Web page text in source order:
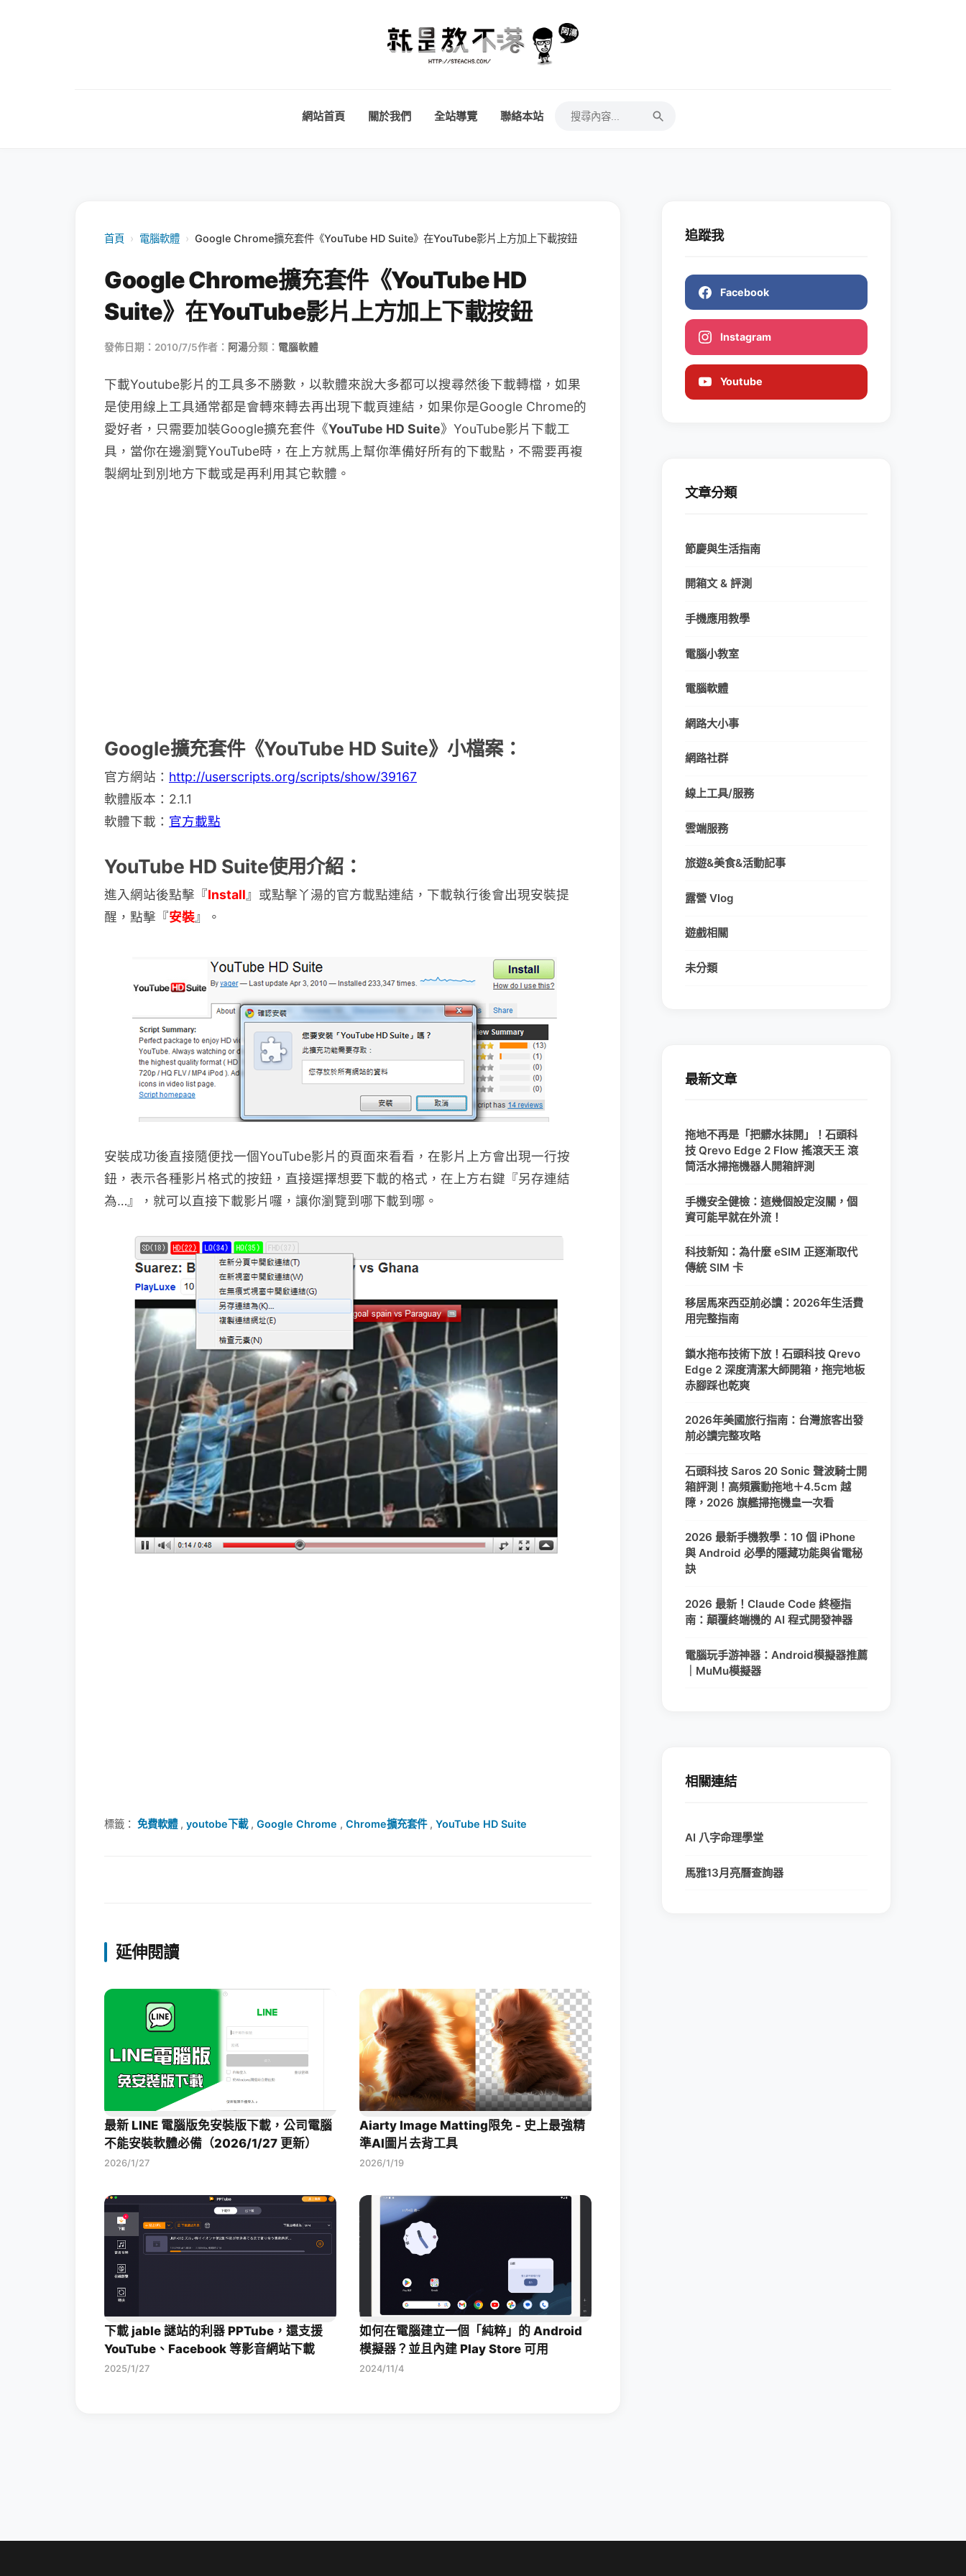
網站首頁 關於我們 全站導覽 聯絡本站
首頁 › 電腦軟體 › Google Chrome擴充套件《YouTube HD Suite》在YouTube影片上方加上下載按鈕
Google Chrome擴充套件《YouTube HD
Suite》在YouTube影片上方加上下載按鈕
發佈日期：2010/7/5作者： 阿湯分類： 電腦軟體
下載Youtube影片的工具多不勝數，以軟體來說大多都可以搜尋然後下載轉檔，如果
是使用線上工具通常都是會轉來轉去再出現下載頁連結，如果你是Google Chrome的
愛好者，只需要加裝Google擴充套件《YouTube HD Suite》YouTube影片下載工
具，當你在邊瀏覽YouTube時，在上方就馬上幫你準備好所有的下載點，不需要再複
製網址到別地方下載或是再利用其它軟體。
Google擴充套件《YouTube HD Suite》小檔案：
官方網站： http://userscripts.org/scripts/show/39167
軟體版本：2.1.1
軟體下載： 官方載點
YouTube HD Suite使用介紹：
進入網站後點擊『Install 』或點擊丫湯的官方載點連結，下載執行後會出現安裝提
醒，點擊『安裝』。
安裝成功後直接隨便找一個YouTube影片的頁面來看看，在影片上方會出現一行按
鈕，表示各種影片格式的按鈕，直接選擇想要下載的格式，在上方右鍵『另存連結
為…』，就可以直接下載影片囉，讓你瀏覽到哪下載到哪。
標籤： 免費軟體, youtobe下載, Google Chrome , Chrome擴充套件, YouTube HD Suite
延伸閱讀
最新 LINE 電腦版免安裝版下載，公司電腦
不能安裝軟體必備（2026/1/27 更新）
2026/1/27
Aiarty Image Matting限免 - 史上最強精
準AI圖片去背工具
2026/1/19
下載 jable 謎站的利器 PPTube，還支援
YouTube、Facebook 等影音網站下載
2025/1/27
如何在電腦建立一個「純粹」的 Android
模擬器？並且內建 Play Store 可用
2024/11/4
追蹤我
Facebook
Instagram
Youtube
文章分類
節慶與生活指南
開箱文 & 評測
手機應用教學
電腦小教室
電腦軟體
網路大小事
網路社群
線上工具/服務
雲端服務
旅遊&美食&活動記事
露營 Vlog
遊戲相關
未分類
最新文章
拖地不再是「把髒水抹開」！石頭科
技 Qrevo Edge 2 Flow 搖滾天王 滾
筒活水掃拖機器人開箱評測
手機安全健檢：這幾個設定沒關，個
資可能早就在外流！
科技新知：為什麼 eSIM 正逐漸取代
傳統 SIM 卡
移居馬來西亞前必讀：2026年生活費
用完整指南
鎖水拖布技術下放！石頭科技 Qrevo
Edge 2 深度清潔大師開箱，拖完地板
赤腳踩也乾爽
2026年美國旅行指南：台灣旅客出發
前必讀完整攻略
石頭科技 Saros 20 Sonic 聲波騎士開
箱評測！高頻震動拖地＋4.5cm 越
障，2026 旗艦掃拖機皇一次看
2026 最新手機教學：10 個 iPhone
與 Android 必學的隱藏功能與省電秘
訣
2026 最新！Claude Code 終極指
南：顛覆終端機的 AI 程式開發神器
電腦玩手游神器：Android模擬器推薦
｜MuMu模擬器
相關連結
AI 八字命理學堂
馬雅13月亮曆查詢器